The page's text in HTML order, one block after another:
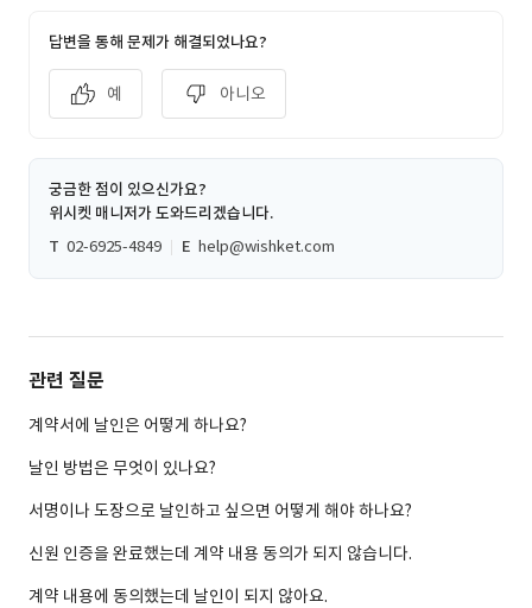
답변을 통해 문제가 해결되었나요?
예 아니오
궁금한 점이 있으신가요?
위시켓 매니저가 도와드리겠습니다.
T 02-6925-4849 E help@wishket.com
관련 질문
계약서에 날인은 어떻게 하나요?
날인 방법은 무엇이 있나요?
서명이나 도장으로 날인하고 싶으면 어떻게 해야 하나요?
신원 인증을 완료했는데 계약 내용 동의가 되지 않습니다.
계약 내용에 동의했는데 날인이 되지 않아요.